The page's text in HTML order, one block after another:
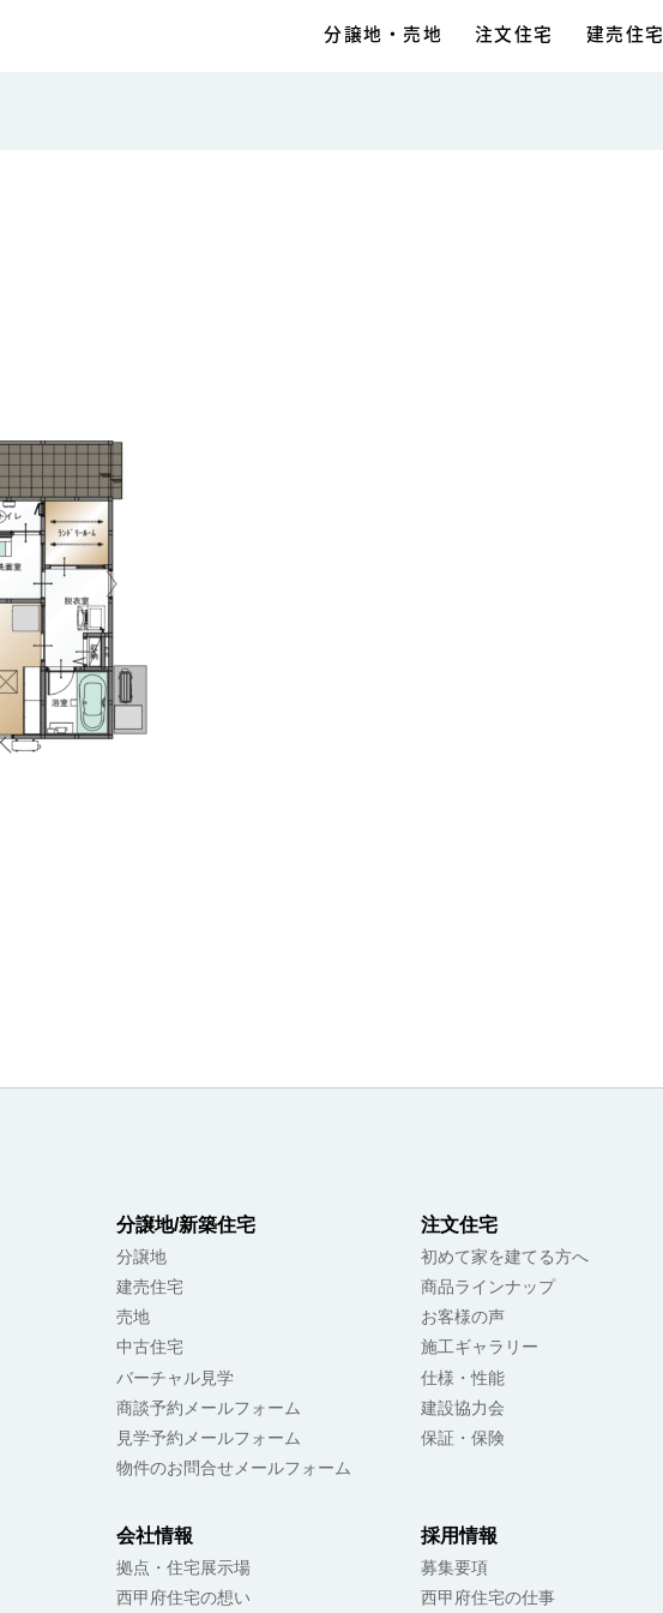
分譲地・売地 注文住宅 建売住宅
分譲地/新築住宅
分譲地
建売住宅
売地
中古住宅
バーチャル見学
商談予約メールフォーム
見学予約メールフォーム
物件のお問合せメールフォーム
注文住宅
初めて家を建てる方へ
商品ラインナップ
お客様の声
施工ギャラリー
仕様・性能
建設協力会
保証・保険
会社情報
拠点・住宅展示場
西甲府住宅の想い
採用情報
募集要項
西甲府住宅の仕事